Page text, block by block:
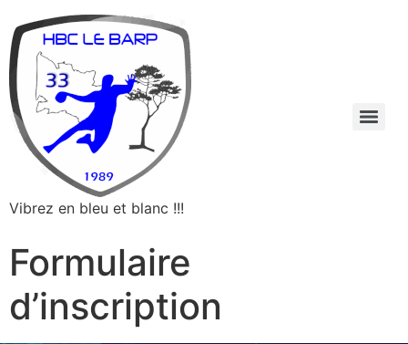
Vibrez en bleu et blanc !!!
Formulaire
d’inscription